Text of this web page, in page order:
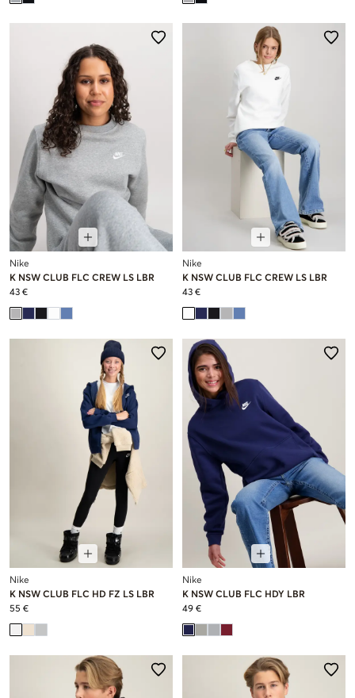
Nike
K NSW CLUB FLC CREW LS LBR
43 €
Nike
K NSW CLUB FLC CREW LS LBR
43 €
Nike
K NSW CLUB FLC HD FZ LS LBR
55 €
Nike
K NSW CLUB FLC HDY LBR
49 €